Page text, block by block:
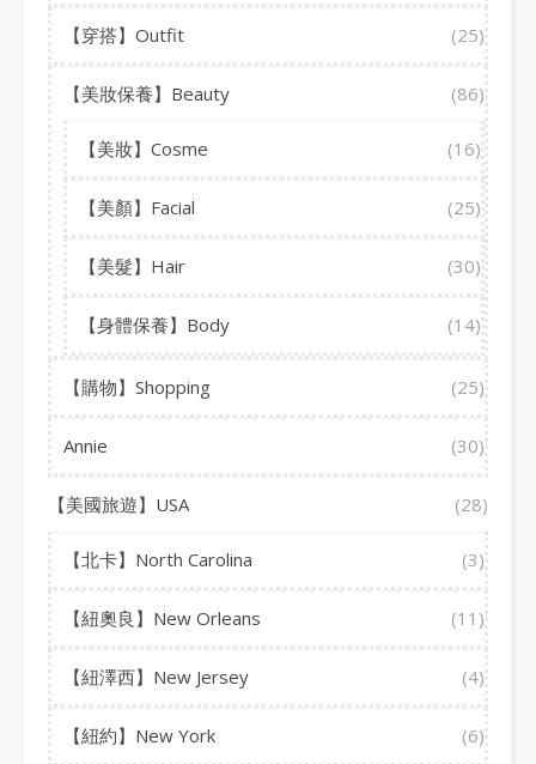
【穿搭】Outfit (25)
【美妝保養】Beauty (86)
【美妝】Cosme (16)
【美顏】Facial (25)
【美髮】Hair (30)
【身體保養】Body (14)
【購物】Shopping (25)
Annie (30)
【美國旅遊】USA (28)
【北卡】North Carolina (3)
【紐奧良】New Orleans (11)
【紐澤西】New Jersey (4)
【紐約】New York (6)